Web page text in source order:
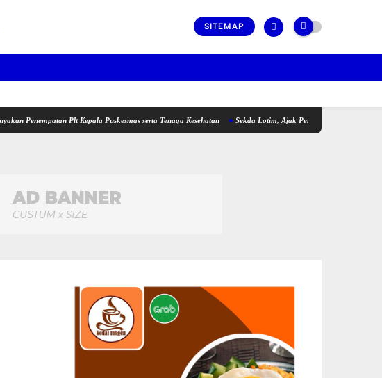
SITEMAP
Plt Kepala Puskesmas serta Tenaga Kesehatan Sekda Lotim, Ajak Pemuda Perkuat Kolaborasi